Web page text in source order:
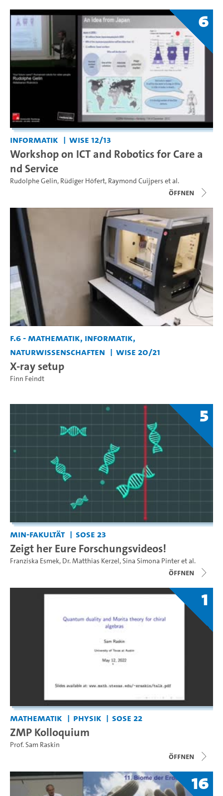
6
Informatik WiSe 12/13
Workshop on ICT and Robotics for Care a
nd Service
Rudolphe Gelin, Rüdiger Höfert, Raymond Cuijperset al.
Öffnen
F.6 - Mathematik, Informatik,
Naturwissenschaften
WiSe 20/21
X-ray setup
Finn Feindt
5
MIN-Fakultät SoSe 23
Zeigt her Eure Forschungsvideos!
Franziska Esmek, Dr. Matthias Kerzel,Sina Simona Pinteret al.
Öffnen
1
Mathematik Physik SoSe 22
ZMP Kolloquium
Prof. Sam Raskin
Öffnen
16